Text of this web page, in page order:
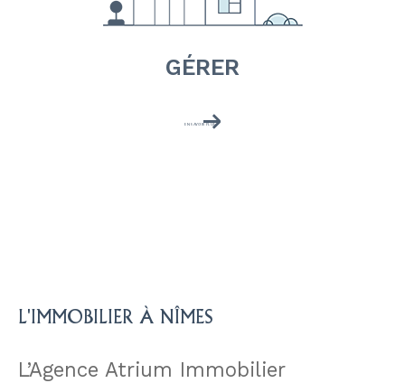
GÉRER
EN SAVOIR PLUS
L'IMMOBILIER À NÎMES
L’Agence Atrium Immobilier